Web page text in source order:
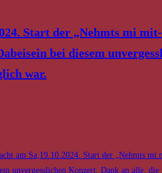
Start der „Nehmts mi
bei diesem
war.